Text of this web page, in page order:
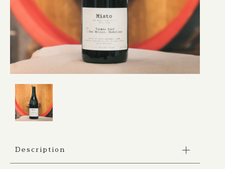
Description
カートを確認する
×Closed：Tue, Thu
△Mon, Wed：17:00 - 22:00
□Fri：17:00 - 23:30
〇Sat：15:00 - 23:30
◎Sun：15:00 - 22:00
Apex / エイペックス
Ārpus / アールプス
Ballast Point / バラストポイント
Behemoth / ベヒーモス
Republic of Estonia / エストニア共和国
France / フランス
その他
在庫あり セール
並び順